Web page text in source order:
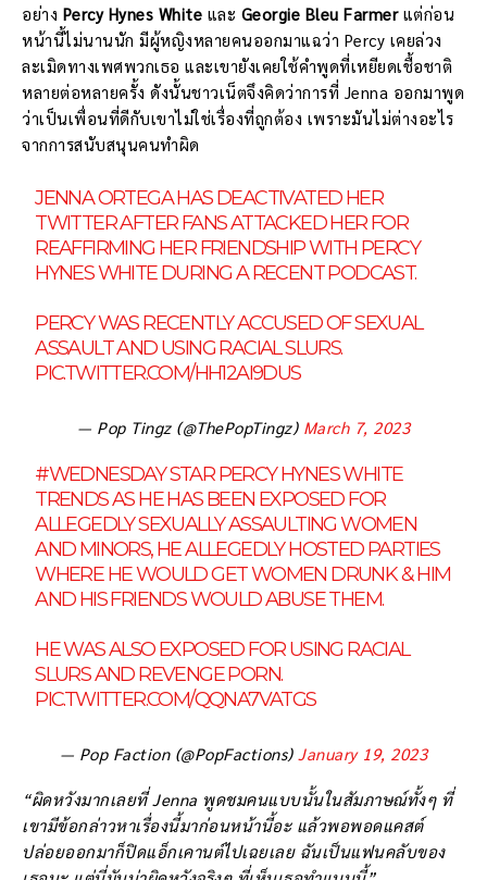
อย่าง Percy Hynes White และ Georgie Bleu Farmerแต่ก่อน
หน้านี้ไม่นานนัก มีผู้หญิงหลายคนออกมาแฉว่า Percy เคยล่วง
ละเมิดทางเพศพวกเธอ และเขายังเคยใช้คำพูดที่เหยียดเชื้อชาติ
หลายต่อหลายครั้ง ดังนั้นชาวเน็ตจึงคิดว่าการที่ Jenna ออกมาพูด
ว่าเป็นเพื่อนที่ดีกับเขาไม่ใช่เรื่องที่ถูกต้อง เพราะมันไม่ต่างอะไร
จากการสนับสนุนคนทำผิด
JENNA ORTEGA HAS DEACTIVATED HER
TWITTER AFTER FANS ATTACKED HER FOR
REAFFIRMING HER FRIENDSHIP WITH PERCY
HYNES WHITE DURING A RECENT PODCAST.
PERCY WAS RECENTLY ACCUSED OF SEXUAL
ASSAULT AND USING RACIAL SLURS.
PIC.TWITTER.COM/HH12AI9DUS
— Pop Tingz (@ThePopTingz) March 7, 2023
#WEDNESDAYSTAR PERCY HYNES WHITE
TRENDS AS HE HAS BEEN EXPOSED FOR
ALLEGEDLY SEXUALLY ASSAULTING WOMEN
AND MINORS, HE ALLEGEDLY HOSTED PARTIES
WHERE HE WOULD GET WOMEN DRUNK & HIM
AND HIS FRIENDS WOULD ABUSE THEM.
HE WAS ALSO EXPOSED FOR USING RACIAL
SLURS AND REVENGE PORN.
PIC.TWITTER.COM/QQNA7VATGS
— Pop Faction (@PopFactions)January 19, 2023
“ผิดหวังมากเลยที่ Jenna พูดชมคนแบบนั้นในสัมภาษณ์ทั้งๆ ที่
เขามีข้อกล่าวหาเรื่องนี้มาก่อนหน้านี้อะ แล้วพอพอดแคสต์
ปล่อยออกมาก็ปิดแอ็กเคานต์ไปเฉยเลย ฉันเป็นแฟนคลับของ